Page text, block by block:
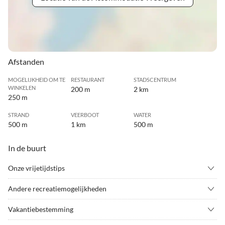
Afstanden
MOGELIJKHEID OM TE
WINKELEN
250 m
RESTAURANT
200 m
STADSCENTRUM
2 km
STRAND
500 m
VEERBOOT
1 km
WATER
500 m
In de buurt
Onze vrijetijdstips
• Delta vliegen
• Fietsverhuur • Golf
Andere recreatiemogelijkheden
Vakantiebestemming